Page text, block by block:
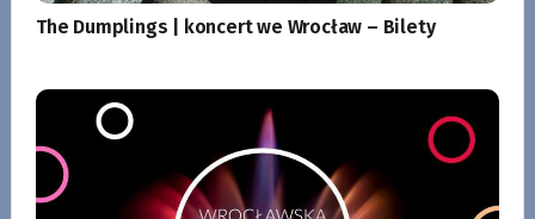
The Dumplings | koncert we Wrocław – Bilety